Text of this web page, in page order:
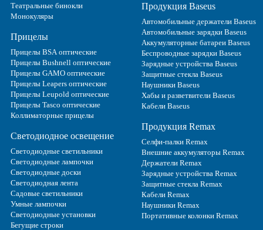
Театральные бинокли
Монокуляры
Прицелы
Прицелы BSA оптические
Прицелы Bushnell оптические
Прицелы GAMO оптические
Прицелы Leapers оптические
Прицелы Leupold оптические
Прицелы Tasco оптические
Коллиматорные прицелы
Светодиодное освещение
Светодиодные светильники
Светодиодные лампочки
Светодиодные доски
Светодиодная лента
Садовые светильники
Умные лампочки
Светодиодные установки
Бегущие строки
Продукция Baseus
Автомобильные держатели Baseus
Автомобильные зарядки Baseus
Аккумуляторные батареи Baseus
Беспроводные зарядки Baseus
Зарядные устройства Baseus
Защитные стекла Baseus
Наушники Baseus
Хабы и разветвители Baseus
Кабели Baseus
Продукция Remax
Селфи-палки Remax
Внешние аккумуляторы Remax
Держатели Remax
Зарядные устройства Remax
Защитные стекла Remax
Кабели Remax
Наушники Remax
Портативные колонки Remax